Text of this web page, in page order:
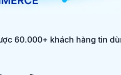
60.000+ khách hàng tin